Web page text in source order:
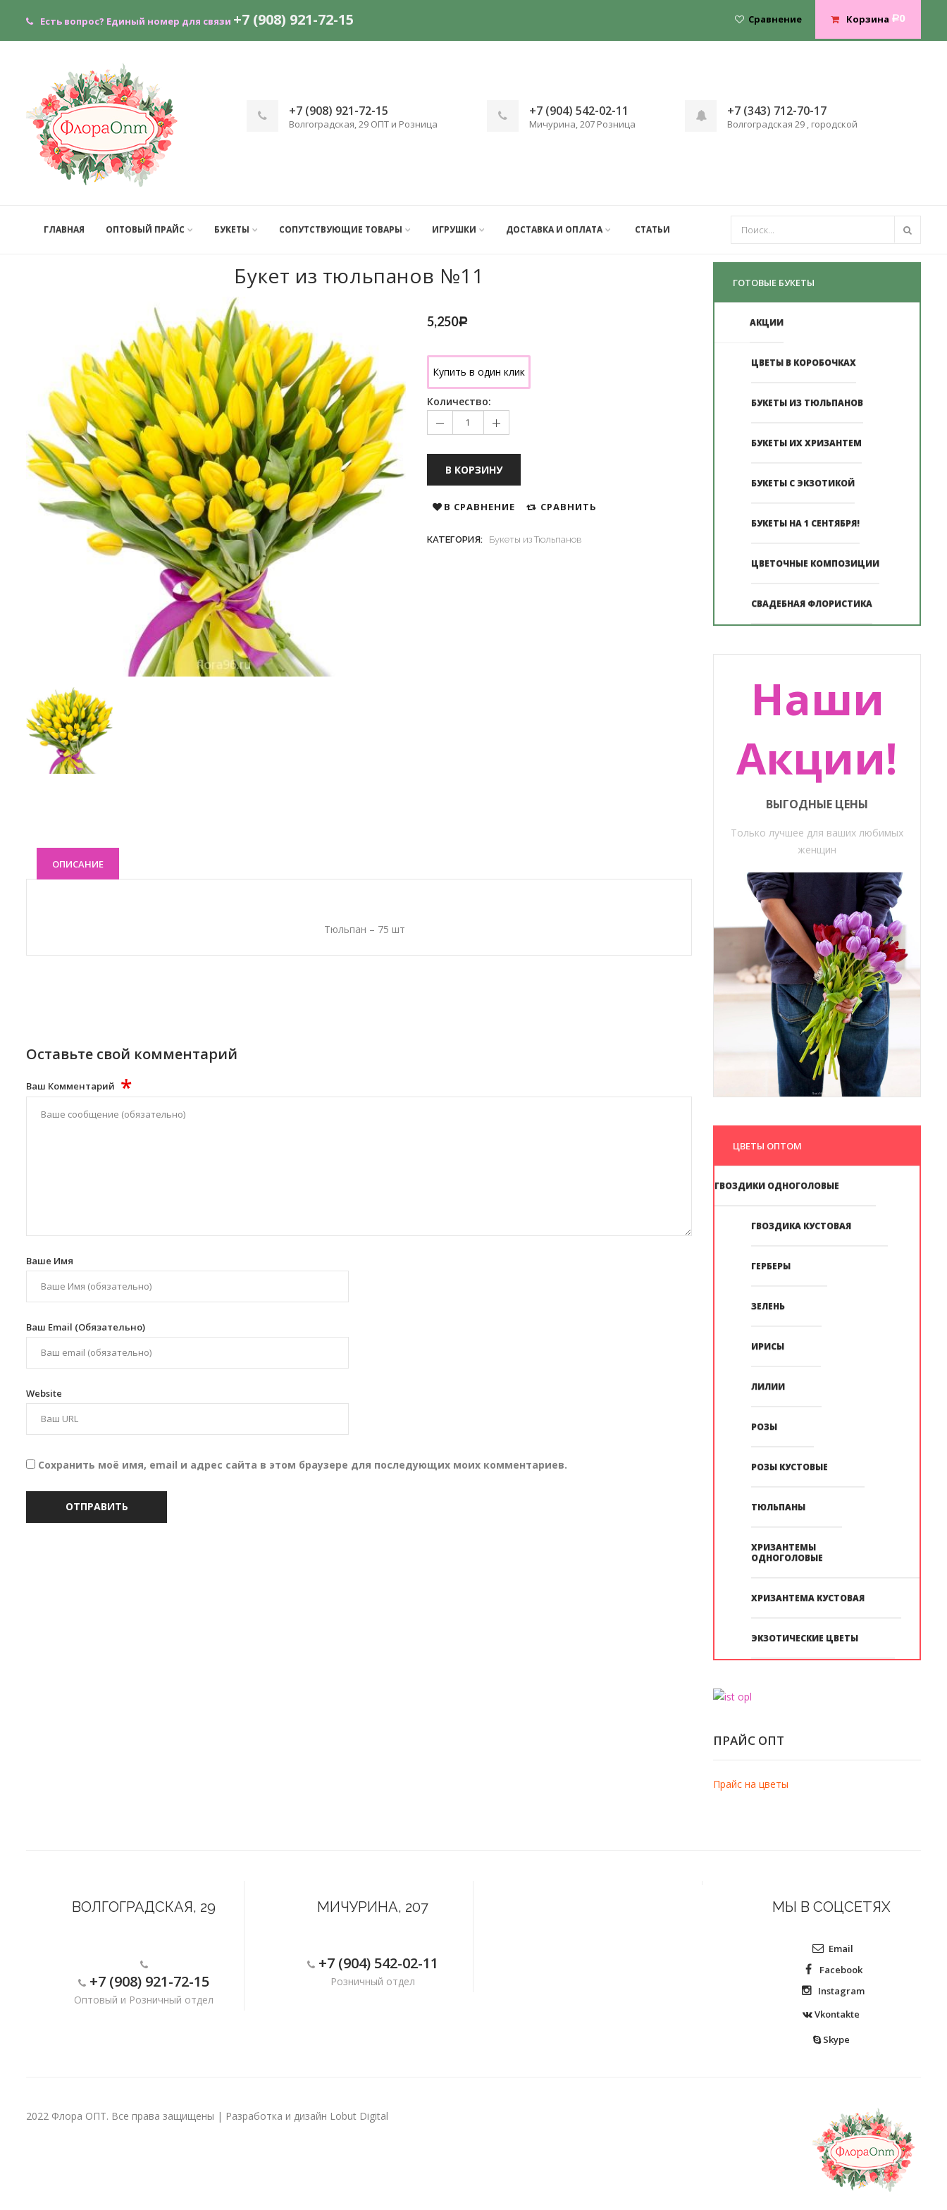
Есть вопрос? Единый номер для связи +7 (908) 921-72-15 Сравнение Корзина Р0
+7 (908) 921-72-15
Волгоградская, 29 ОПТ и Розница
+7 (904) 542-02-11
Мичурина, 207 Розница
+7 (343) 712-70-17
Волгоградская 29 , городской
ГЛАВНАЯ ОПТОВЫЙ ПРАЙС БУКЕТЫ СОПУТСТВУЮЩИЕ ТОВАРЫ ИГРУШКИ ДОСТАВКА И ОПЛАТА СТАТЬИ
Букет из тюльпанов №11
5,250Р
Купить в один клик
Количество:
В КОРЗИНУ
В СРАВНЕНИЕ СРАВНИТЬ
КАТЕГОРИЯ: Букеты из Тюльпанов
ОПИСАНИЕ
Тюльпан – 75 шт
Оставьте свой комментарий
Ваш Комментарий *
Ваше Имя
Ваш Email (обязательно)
Website
Сохранить моё имя, email и адрес сайта в этом браузере для последующих моих комментариев.
ГОТОВЫЕ БУКЕТЫ
АКЦИИ
ЦВЕТЫ В КОРОБОЧКАХ
БУКЕТЫ ИЗ ТЮЛЬПАНОВ
БУКЕТЫ ИХ ХРИЗАНТЕМ
БУКЕТЫ С ЭКЗОТИКОЙ
БУКЕТЫ НА 1 СЕНТЯБРЯ!
ЦВЕТОЧНЫЕ КОМПОЗИЦИИ
СВАДЕБНАЯ ФЛОРИСТИКА
Наши
Акции!
ВЫГОДНЫЕ ЦЕНЫ
Только лучшее для ваших любимых
женщин
ЦВЕТЫ ОПТОМ
ГВОЗДИКИ ОДНОГОЛОВЫЕ
ГВОЗДИКА КУСТОВАЯ
ГЕРБЕРЫ
ЗЕЛЕНЬ
ИРИСЫ
ЛИЛИИ
РОЗЫ
РОЗЫ КУСТОВЫЕ
ТЮЛЬПАНЫ
ХРИЗАНТЕМЫ
ОДНОГОЛОВЫЕ
ХРИЗАНТЕМА КУСТОВАЯ
ЭКЗОТИЧЕСКИЕ ЦВЕТЫ
ПРАЙС ОПТ
Прайс на цветы
ВОЛГОГРАДСКАЯ, 29
+7 (908) 921-72-15
Оптовый и Розничный отдел
МИЧУРИНА, 207
+7 (904) 542-02-11
Розничный отдел
МЫ В СОЦСЕТЯХ
Email
Facebook
Instagram
Vkontakte
Skype
2022 Флора ОПТ. Все права защищены | Разработка и дизайн Lobut Digital